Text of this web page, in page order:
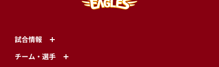
試合情報
チーム・選手